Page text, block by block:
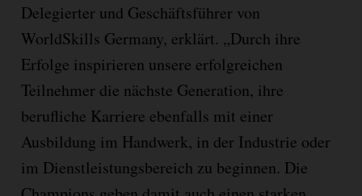
Delegierter und Geschäftsführer von
WorldSkills Germany, erklärt. „Durch ihre
Erfolge inspirieren unsere erfolgreichen
Teilnehmer die nächste Generation, ihre
berufliche Karriere ebenfalls mit einer
Ausbildung im Handwerk, in der Industrie oder
im Dienstleistungsbereich zu beginnen. Die